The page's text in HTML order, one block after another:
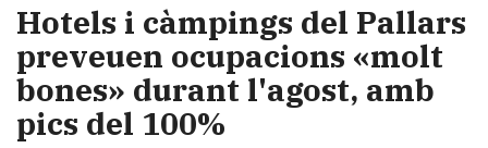
Hotels i càmpings del Pallars
preveuen ocupacions «molt
bones» durant l'agost, amb
pics del 100%